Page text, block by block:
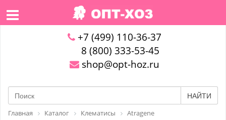
+7 (499) 110-36-37
8 (800) 333-53-45
shop@opt-hoz.ru
НАЙТИ
Главная Каталог Клематисы
Atragene